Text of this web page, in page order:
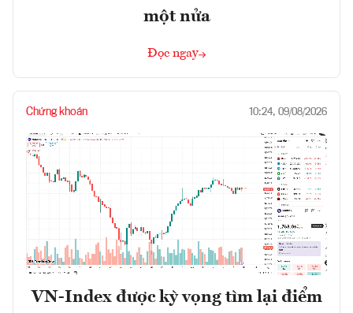
một nửa
Đọc ngay
Chứng khoán 10:24, 09/08/2026
VN-Index được kỳ vọng tìm lại điểm